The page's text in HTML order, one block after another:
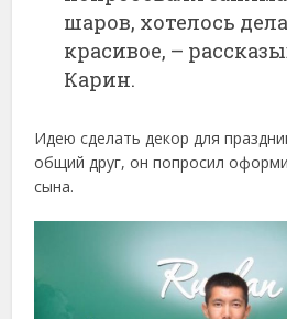
шаров, хотелось
красивое, –
Карин.
Идею сделать декор для
общий друг, он попросил
сына.